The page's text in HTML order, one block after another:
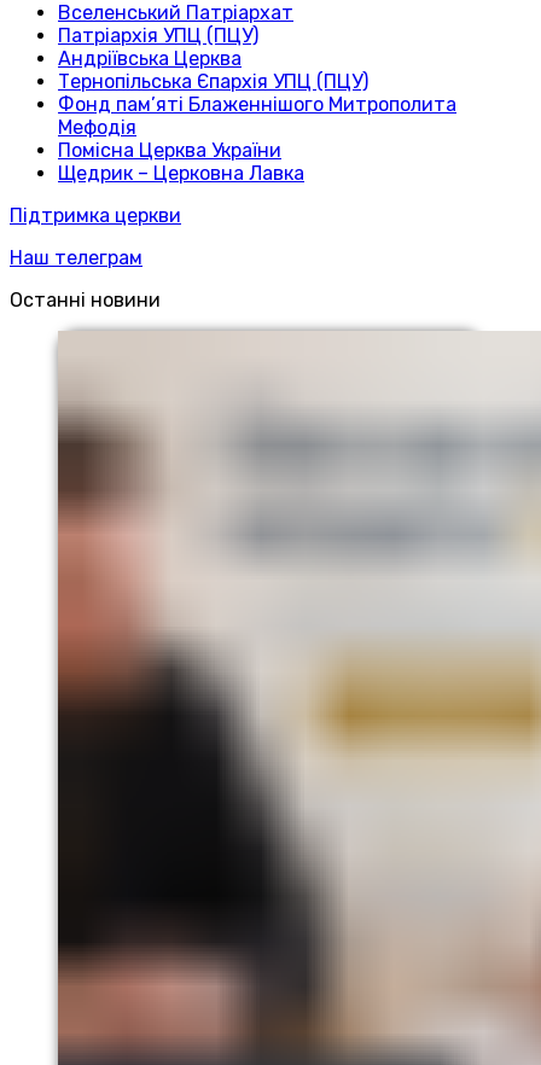
Вселенський Патріархат
Патріархія УПЦ (ПЦУ)
Андріївська Церква
Тернопільська Єпархія УПЦ (ПЦУ)
Фонд пам’яті Блаженнішого Митрополита
Мефодія
Помісна Церква України
Щедрик – Церковна Лавка
Підтримка церкви
Наш телеграм
Останні новини